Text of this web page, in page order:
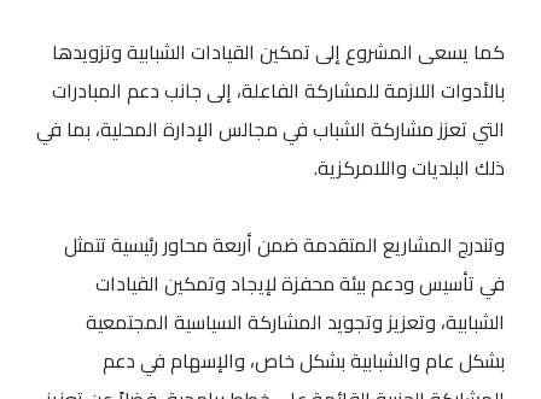
كما يسعى المشروع إلى تمكين القيادات الشبابية وتزويدها
بالأدوات اللازمة للمشاركة الفاعلة، إلى جانب دعم المبادرات
التي تعزز مشاركة الشباب في مجالس الإدارة المحلية، بما في
ذلك البلديات واللامركزية.
وتندرج المشاريع المتقدمة ضمن أربعة محاور رئيسية تتمثل
في تأسيس ودعم بيئة محفزة لإيجاد وتمكين القيادات
الشبابية، وتعزيز وتجويد المشاركة السياسية المجتمعية
بشكل عام والشبابية بشكل خاص، والإسهام في دعم